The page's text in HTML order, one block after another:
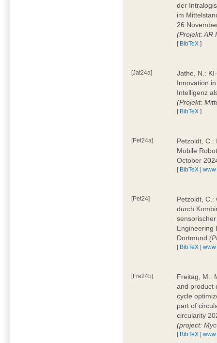
der
im
26
(Projekt: AR
[ BibTeX ]
[Jat24a]
Jathe, N.:
Innovation
Intelligenz
(Projekt:
[ BibTeX ]
[Pet24a]
Petzoldt, C.:
Mobile
October
[ BibTeX |www
[Pet24]
Petzoldt, C.:
durch
Engineering
Dortmund
[ BibTeX |www
[Fre24b]
Freitag, M.:
and product
cycle
part of
circularity
(project:
[ BibTeX |www